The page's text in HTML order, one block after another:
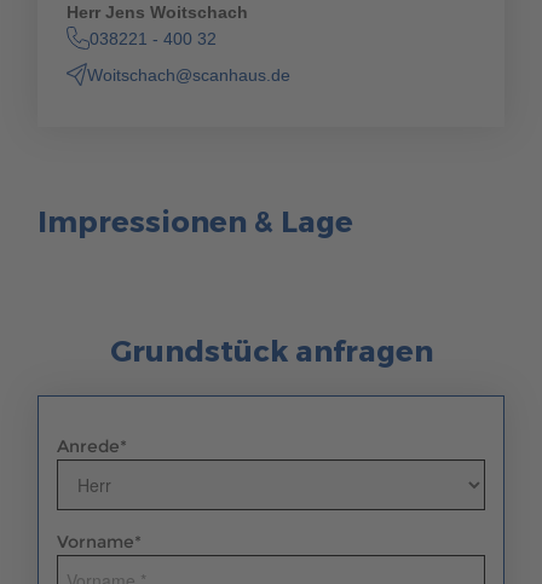
Herr Jens Woitschach
038221 - 400 32
Woitschach@scanhaus.de
Impressionen & Lage
Grundstück anfragen
Anrede*
Vorname*